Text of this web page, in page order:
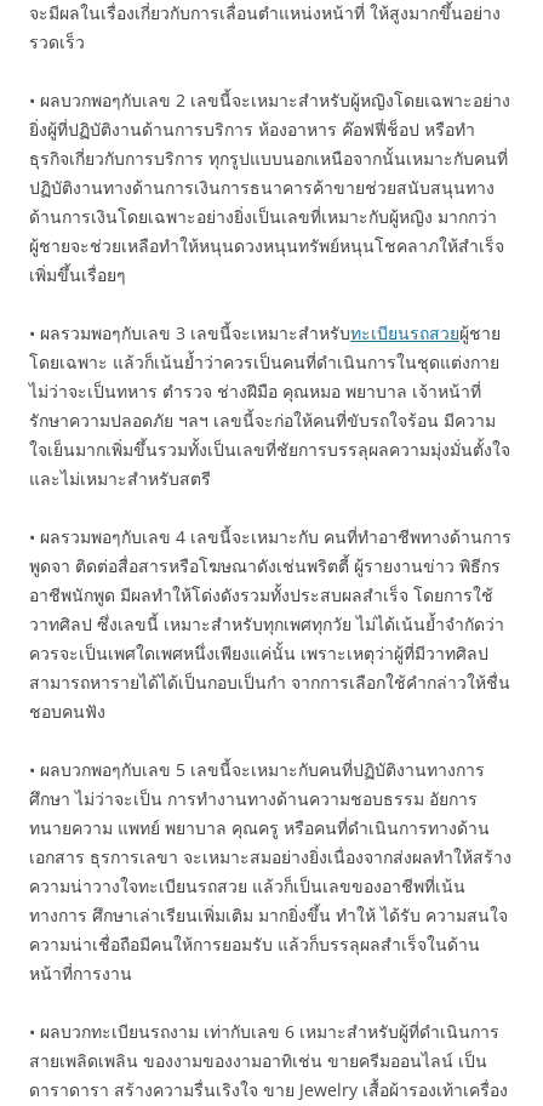
จะมีผลในเรื่องเกี่ยวกับการเลื่อนตำแหน่งหน้าที่ ให้สูงมากขึ้นอย่าง
รวดเร็ว
• ผลบวกพอๆกับเลข 2 เลขนี้จะเหมาะสำหรับผู้หญิงโดยเฉพาะอย่าง
ยิ่งผู้ที่ปฏิบัติงานด้านการบริการ ห้องอาหาร ค๊อฟฟี่ช็อป หรือทำ
ธุรกิจเกี่ยวกับการบริการ ทุกรูปแบบนอกเหนือจากนั้นเหมาะกับคนที่
ปฏิบัติงานทางด้านการเงินการธนาคารค้าขายช่วยสนับสนุนทาง
ด้านการเงินโดยเฉพาะอย่างยิ่งเป็นเลขที่เหมาะกับผู้หญิง มากกว่า
ผู้ชายจะช่วยเหลือทำให้หนุนดวงหนุนทรัพย์หนุนโชคลาภให้สำเร็จ
เพิ่มขึ้นเรื่อยๆ
• ผลรวมพอๆกับเลข 3 เลขนี้จะเหมาะสำหรับทะเบียนรถสวยผู้ชาย
โดยเฉพาะ แล้วก็เน้นย้ำว่าควรเป็นคนที่ดำเนินการในชุดแต่งกาย
ไม่ว่าจะเป็นทหาร ตำรวจ ช่างฝีมือ คุณหมอ พยาบาล เจ้าหน้าที่
รักษาความปลอดภัย ฯลฯ เลขนี้จะก่อให้คนที่ขับรถใจร้อน มีความ
ใจเย็นมากเพิ่มขึ้นรวมทั้งเป็นเลขที่ชัยการบรรลุผลความมุ่งมั่นตั้งใจ
และไม่เหมาะสำหรับสตรี
• ผลรวมพอๆกับเลข 4 เลขนี้จะเหมาะกับ คนที่ทำอาชีพทางด้านการ
พูดจา ติดต่อสื่อสารหรือโฆษณาดังเช่นพริตตี้ ผู้รายงานข่าว พิธีกร
อาชีพนักพูด มีผลทำให้โด่งดังรวมทั้งประสบผลสำเร็จ โดยการใช้
วาทศิลป ซึ่งเลขนี้ เหมาะสำหรับทุกเพศทุกวัย ไม่ได้เน้นย้ำจำกัดว่า
ควรจะเป็นเพศใดเพศหนึ่งเพียงแค่นั้น เพราะเหตุว่าผู้ที่มีวาทศิลป
สามารถหารายได้ได้เป็นกอบเป็นกำ จากการเลือกใช้คำกล่าวให้ชื่น
ชอบคนฟัง
• ผลบวกพอๆกับเลข 5 เลขนี้จะเหมาะกับคนที่ปฏิบัติงานทางการ
ศึกษา ไม่ว่าจะเป็น การทำงานทางด้านความชอบธรรม อัยการ
ทนายความ แพทย์ พยาบาล คุณครู หรือคนที่ดำเนินการทางด้าน
เอกสาร ธุรการเลขา จะเหมาะสมอย่างยิ่งเนื่องจากส่งผลทำให้สร้าง
ความน่าวางใจทะเบียนรถสวย แล้วก็เป็นเลขของอาชีพที่เน้น
ทางการ ศึกษาเล่าเรียนเพิ่มเติม มากยิ่งขึ้น ทำให้ ได้รับ ความสนใจ
ความน่าเชื่อถือมีคนให้การยอมรับ แล้วก็บรรลุผลสำเร็จในด้าน
หน้าที่การงาน
• ผลบวกทะเบียนรถงาม เท่ากับเลข 6 เหมาะสำหรับผู้ที่ดำเนินการ
สายเพลิดเพลิน ของงามของงามอาทิเช่น ขายครีมออนไลน์ เป็น
ดาราดารา สร้างความรื่นเริงใจ ขาย Jewelry เสื้อผ้ารองเท้าเครื่อง